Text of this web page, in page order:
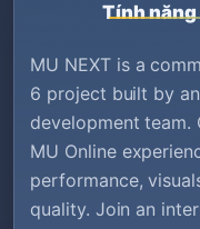
Tính năng
MU NEXT is a
6 project built by
development team.
MU Online
performance,
quality. Join an